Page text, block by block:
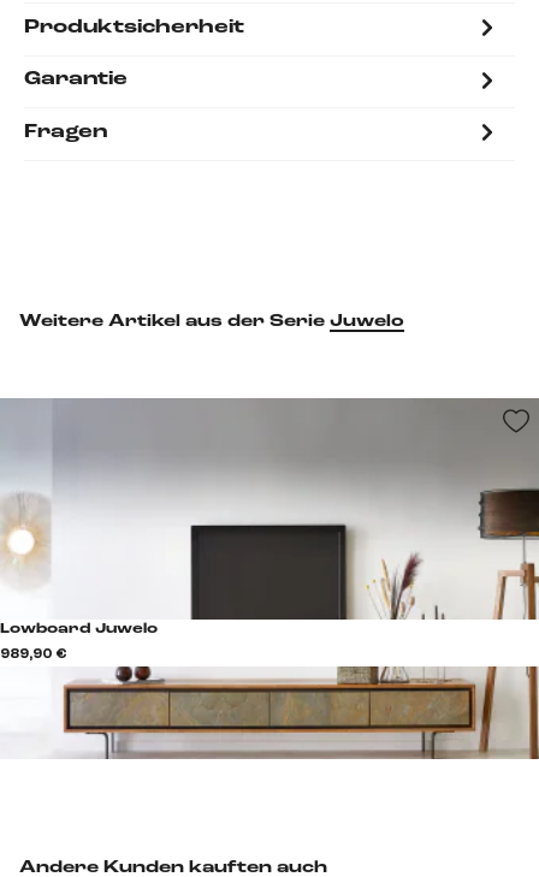
Produktsicherheit
Garantie
Fragen
Andere Kunden kauften auch
Weitere Artikel aus der Serie Juwelo
Lowboard Juwelo
989,90 €